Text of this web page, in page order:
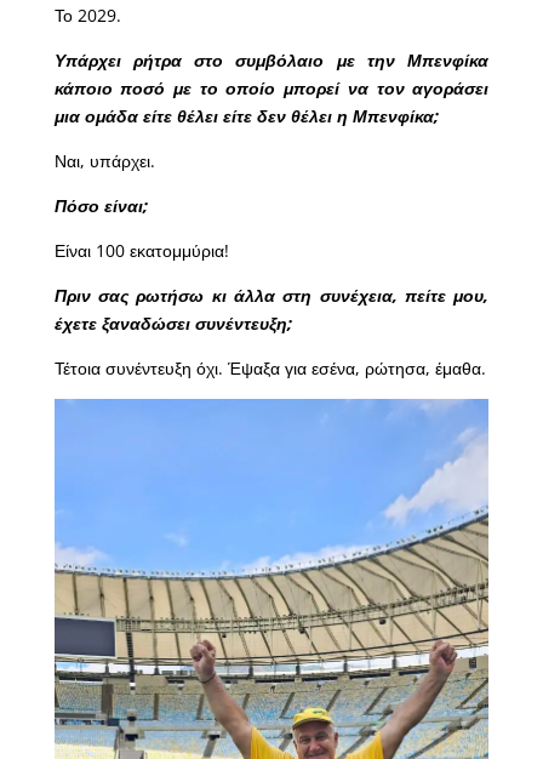
Το 2029.
Υπάρχει ρήτρα στο συμβόλαιο με την Μπενφίκα
κάποιο ποσό με το οποίο μπορεί να τον αγοράσει
μια ομάδα είτε θέλει είτε δεν θέλει η Μπενφίκα;
Ναι, υπάρχει.
Πόσο είναι;
Είναι 100 εκατομμύρια!
Πριν σας ρωτήσω κι άλλα στη συνέχεια, πείτε μου,
έχετε ξαναδώσει συνέντευξη;
Τέτοια συνέντευξη όχι. Έψαξα για εσένα, ρώτησα, έμαθα.